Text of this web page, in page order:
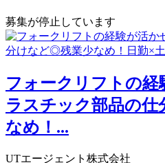
募集が停止しています
フォークリフトの
ラスチック部品の
なめ！...
UTエージェント株式会社